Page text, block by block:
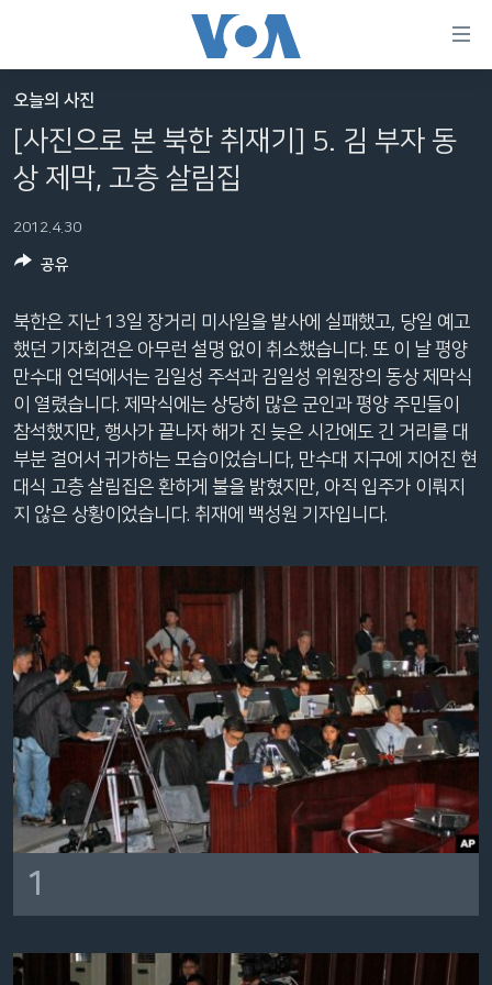
가
능
링
메
인
텐
츠
로
이
동
메
인
네
게
으
로
이
검
색
으
세계
VOD
라디오
프로그램
주파수 안내
언어 선택
오늘의 사진
[사진으로 본 북한 취재기] 5. 김 부자 동
상 제막, 고층 살림집
2012.4.30
북한은 지난 13일 장거리 미사일을 발사에 실패했고, 당일 예고
했던 기자회견은 아무런 설명 없이 취소했습니다. 또 이 날 평양
만수대 언덕에서는 김일성 주석과 김일성 위원장의 동상 제막식
이 열렸습니다. 제막식에는 상당히 많은 군인과 평양 주민들이
참석했지만, 행사가 끝나자 해가 진 늦은 시간에도 긴 거리를 대
부분 걸어서 귀가하는 모습이었습니다, 만수대 지구에 지어진 현
대식 고층 살림집은 환하게 불을 밝혔지만, 아직 입주가 이뤄지
지 않은 상황이었습니다. 취재에 백성원 기자입니다.
1
공유